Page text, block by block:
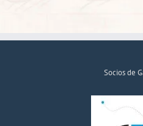
Socios de